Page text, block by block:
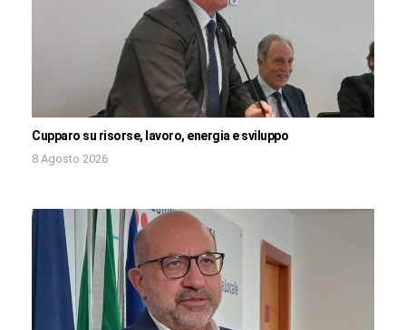
Cupparo su risorse, lavoro, energia e sviluppo
8 Agosto 2026